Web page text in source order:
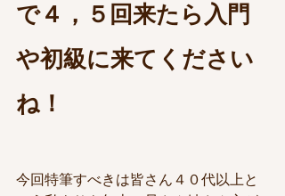
で４，５回来たら入門
や初級に来てください
ね！
今回特筆すべきは皆さん４０代以上と